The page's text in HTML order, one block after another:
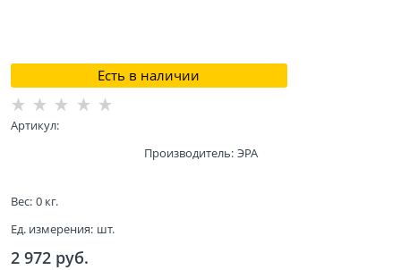
Есть в наличии
Артикул:
Производитель: ЭРА
Вес: 0 кг.
Ед. измерения: шт.
2 972 руб.